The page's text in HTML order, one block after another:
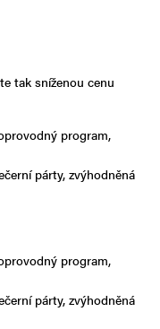
tak sníženou cenu
program,
párty, zvýhodněná
program,
párty, zvýhodněná